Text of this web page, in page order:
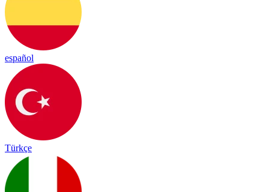
español
Türkçe